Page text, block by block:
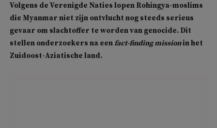
Volgens de Verenigde Naties lopen Rohingya-moslims
die Myanmar niet zijn ontvlucht nog steeds serieus
gevaar om slachtoffer te worden van genocide. Dit
stellen onderzoekers na eenfact-finding missionin het
Zuidoost-Aziatische land.